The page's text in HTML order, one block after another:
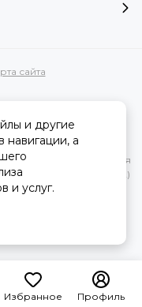
сайта
касающаяся
и услуг, носит
условиях не является
Статьи 437(2)
РФ.
Избранное Профиль
и другие
навигации, а
и услуг.